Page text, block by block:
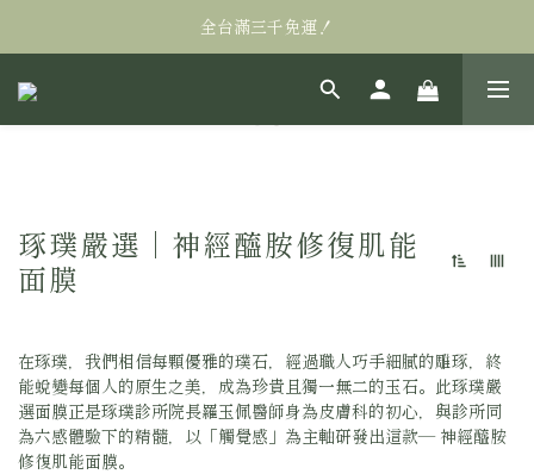
全台滿三千免運！
全台滿三千免運！
萬眾矚目! Alastin阿萊絲汀私訊販售95折
全台滿三千免運！
琢璞嚴選 | 神經醯胺修復肌能
面膜
在琢璞，我們相信每顆優雅的璞石，經過職人巧手細膩的雕琢，終
能蛻變每個人的原生之美，成為珍貴且獨一無二的玉石。此琢璞嚴
選面膜正是琢璞診所院長羅玉佩醫師身為皮膚科的初心，與診所同
為六感體驗下的精髓，以「觸覺感」為主軸研發出這款— 神經醯胺
修復肌能面膜。